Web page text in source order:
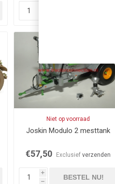
Niet op voorraad
Joskin Modulo 2 mesttank
€57,50 Exclusiefverzenden
i
h
BESTEL NU!